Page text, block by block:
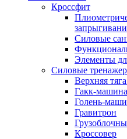
Кроссфит
Силовые
Элементы
Силовые
Верхняя
Гакк-машина
Голень-
Гравитрон
Кроссовер